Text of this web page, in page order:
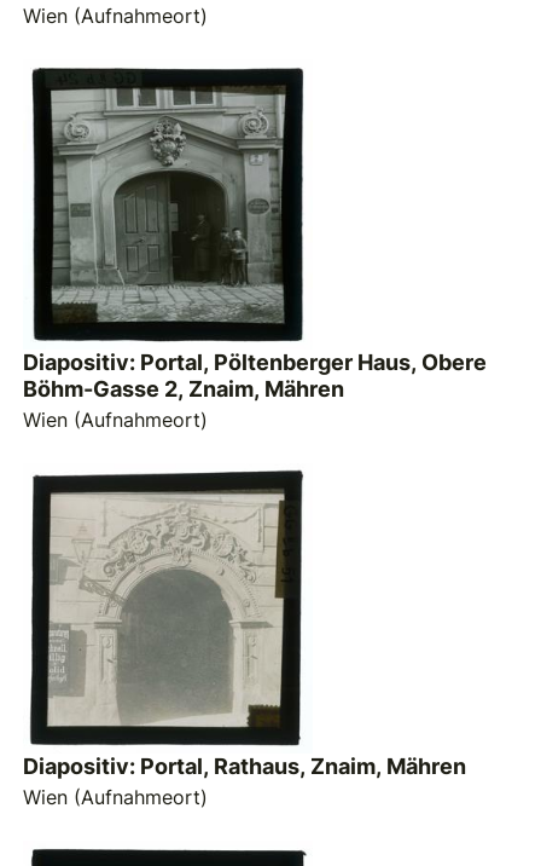
Wien (Aufnahmeort)
Diapositiv: Portal, Pöltenberger Haus, Obere
Böhm-Gasse 2, Znaim, Mähren
Wien (Aufnahmeort)
Diapositiv: Portal, Rathaus, Znaim, Mähren
Wien (Aufnahmeort)